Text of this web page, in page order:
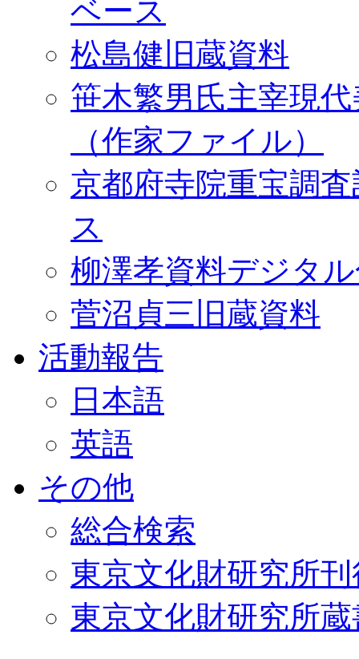
ベース
松島健旧蔵資料
笹木繁男氏主宰現
（作家ファイル）
京都府寺院重宝調
ス
柳澤孝資料デジタ
菅沼貞三旧蔵資料
活動報告
日本語
英語
その他
総合検索
東京文化財研究所
東京文化財研究所